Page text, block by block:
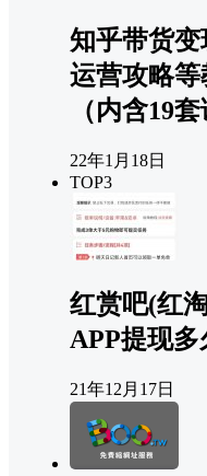
知乎带货
运营攻略
（内含19套
22年1月18日
TOP3
红赏吧(红
APP提现
21年12月17日